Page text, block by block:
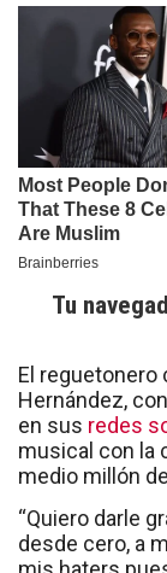
Tu
El reguetonero
Hernández,
en sus redes
musical con la
medio millón
“Quiero darle
desde cero, a